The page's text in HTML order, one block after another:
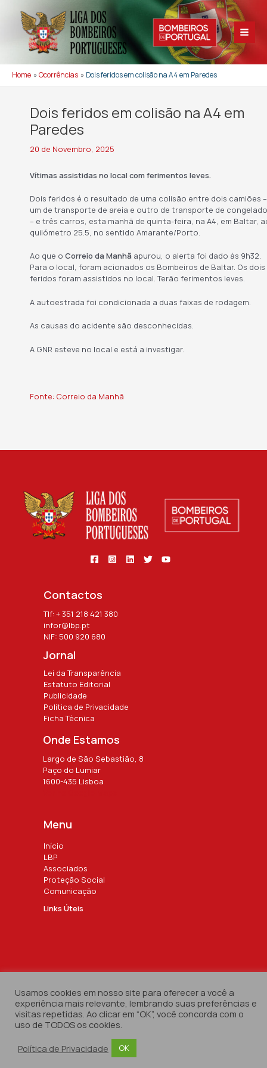
content
Main
Home Ocorrências Dois feridos em colisão na A4 em Paredes
Dois feridos em colisão na A4 em
Paredes
20 de Novembro, 2025
Vítimas assistidas no local com ferimentos leves.
Dois feridos é o resultado de uma colisão entre dois camiões –
um de transporte de areia e outro de transporte de
– e três carros, esta manhã de quinta-feira, na A4, em Baltar,
quilómetro 25.5, no sentido Amarante/Porto.
Ao que o Correio da Manhã apurou, o alerta foi dado às 9h32.
Para o local, foram acionados os Bombeiros de Baltar. Os dois
feridos foram assistidos no local. Terão ferimentos leves.
A autoestrada foi condicionada a duas faixas de rodagem.
As causas do acidente são desconhecidas.
A GNR esteve no local e está a investigar.
Fonte: Correio da Manhã
Contactos
Tlf: + 351 218 421 380
infor@lbp.pt
NIF: 500 920 680
Jornal
Lei da Transparência
Estatuto Editorial
Publicidade
Política de Privacidade
Ficha Técnica
Onde Estamos
Largo de São Sebastião, 8
Paço do Lumiar
1600-435 Lisboa
Menu
Início
LBP
Associados
Proteção Social
Comunicação
Links Úteis
Liga dos Bombeiros Portugueses
© 2024 by Marketividade
Usamos cookies em nosso site para oferecer a você a
experiência mais relevante, lembrando suas preferências e
visitas repetidas. Ao clicar em “OK”, você concorda com o
uso de TODOS os cookies.
Política de Privacidade
OK